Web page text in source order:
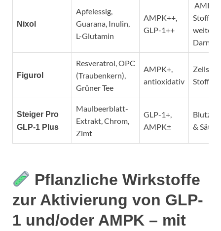
Nixol
Apfelessig,
Guarana, Inulin,
L-Glutamin
AMPK++,
GLP-1++
AMPK
Figurol
Resveratrol, OPC
(Traubenkern),
Grüner Tee
AMPK+,
antioxidativ
Steiger Pro
GLP-1 Plus
Maulbeerblatt-
Extrakt, Chrom,
Zimt
GLP-1+,
AMPK±
&
Pflanzliche Wirkstoffe
zur Aktivierung von GLP-
1 und/oder AMPK – mit